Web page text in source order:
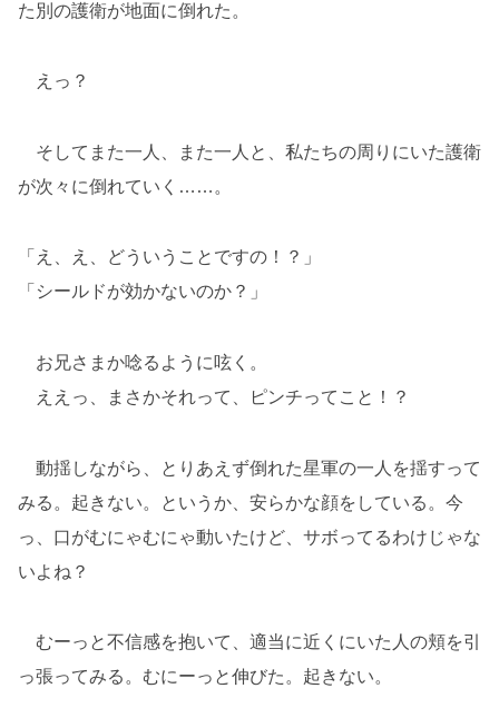
た別の護衛が地面に倒れた。
えっ？
そしてまた一人、また一人と、私たちの周りにいた護衛
が次々に倒れていく……。
「え、え、どういうことですの！？」
「シールドが効かないのか？」
お兄さまか唸るように呟く。
ええっ、まさかそれって、ピンチってこと！？
動揺しながら、とりあえず倒れた星軍の一人を揺すって
みる。起きない。というか、安らかな顔をしている。今
っ、口がむにゃむにゃ動いたけど、サボってるわけじゃな
いよね？
むーっと不信感を抱いて、適当に近くにいた人の頬を引
っ張ってみる。むにーっと伸びた。起きない。